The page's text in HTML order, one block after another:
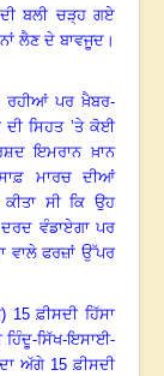
ਦੀ ਬਲੀ ਚੜ੍ਹ ਗਏ
ਲੈਣ ਦੇ ਬਾਵਜੂਦ ।
ਰਹੀਆਂ ਪਰ ਖ਼ੈਬਰ-
ਸਿਹਤ ’ਤੇ ਕੋਈ
ਇਮਰਾਨ ਖ਼ਾਨ
ਮਾਰਚ ਦੀਆਂ
ਸੀ ਕਿ ਉਹ
ਦਰਦ ਵੰਡਾਏਗਾ ਪਰ
ਵਾਲੇ ਫਰਜ਼ਾਂ ਉੱਪਰ
15 ਫ਼ੀਸਦੀ ਹਿੱਸਾ
ਹਿੰਦੂ-ਸਿੱਖ-ਇਸਾਈ-
ਅੱਗੇ 15 ਫ਼ੀਸਦੀ